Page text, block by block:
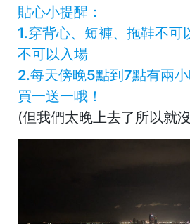
貼心小提醒：
1.穿背心、短褲、拖鞋不可
不可以入場
2.每天傍晚5點到7點有兩
買一送一哦！
(但我們太晚上去了所以就